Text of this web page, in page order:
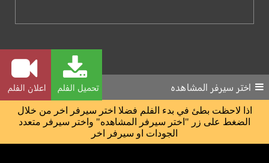
تحميل الفلم اعلان الفلم اختر سيرفر المشاهده
اذا لاحظت بطئ في بدء الفلم فضلا اختر سيرفر اخر من خلال
الضغط على زر "اختر سيرفر المشاهده" واختر سيرفر متعدد
الجودات او سيرفر اخر